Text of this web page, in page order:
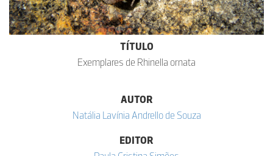
TÍTULO
Exemplares de Rhinella ornata
AUTOR
Natália Lavínia Andrello de Souza
EDITOR